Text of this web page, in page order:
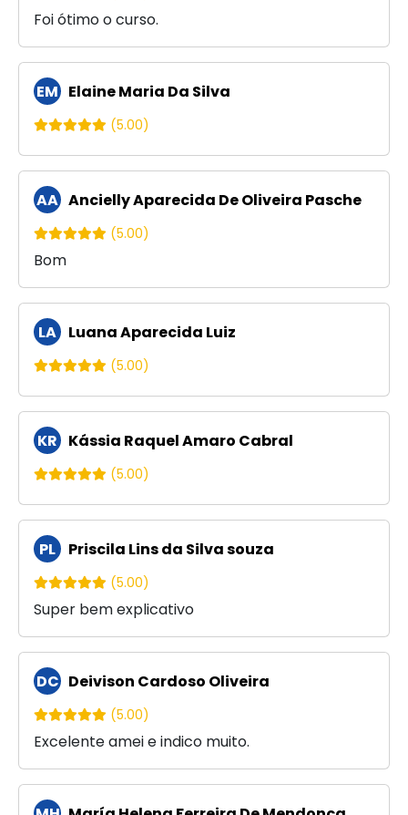
Foi ótimo o curso.
EM Elaine Maria Da Silva
(5.00)
AA Ancielly Aparecida De Oliveira Pasche
(5.00)
Bom
LA Luana Aparecida Luiz
(5.00)
KR Kássia Raquel Amaro Cabral
(5.00)
PL Priscila Lins da Silva souza
(5.00)
Super bem explicativo
DC Deivison Cardoso Oliveira
(5.00)
Excelente amei e indico muito.